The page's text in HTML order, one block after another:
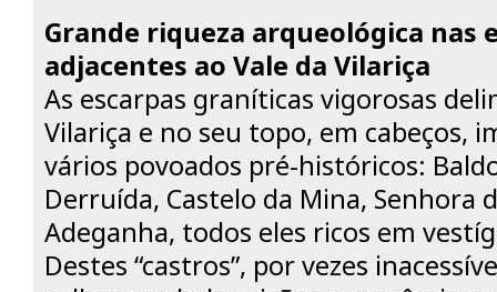
Grande riqueza arqueológica nas
adjacentes ao Vale da Vilariça
As escarpas graníticas vigorosas
Vilariça e no seu topo, em cabeços,
vários povoados pré-históricos:
Derruída, Castelo da Mina, Senhora
Adeganha, todos eles ricos em
Destes “castros”, por vezes